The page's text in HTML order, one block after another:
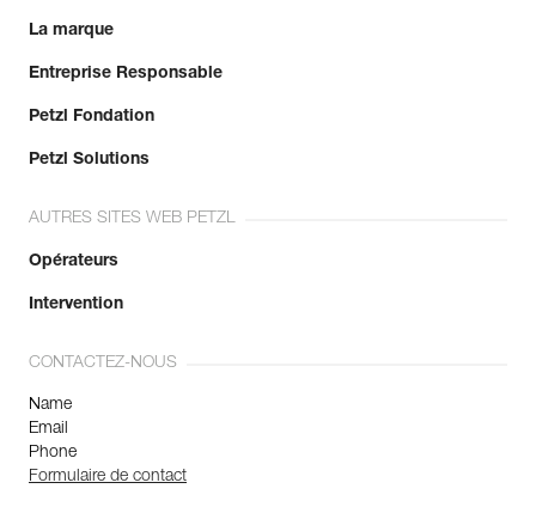
La marque
Entreprise Responsable
Petzl Fondation
Petzl Solutions
AUTRES SITES WEB PETZL
Opérateurs
Intervention
CONTACTEZ-NOUS
Name
Email
Phone
Formulaire de contact